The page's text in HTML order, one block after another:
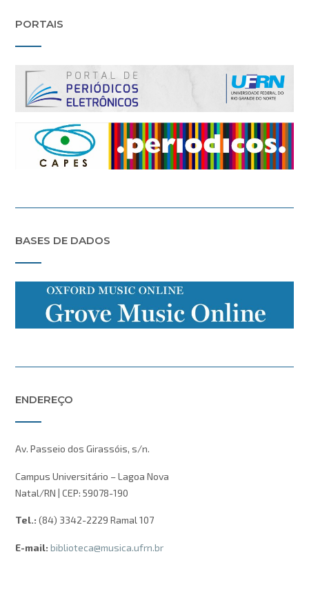
PORTAIS
BASES DE DADOS
ENDEREÇO
Av. Passeio dos Girassóis, s/n.
Campus Universitário – Lagoa Nova
Natal/RN | CEP: 59078-190
Tel.: (84) 3342-2229 Ramal 107
E-mail: biblioteca@musica.ufrn.br